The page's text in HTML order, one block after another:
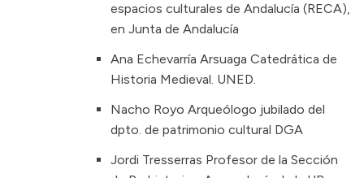
espacios culturales de Andalucía (RECA),
en Junta de Andalucía
Ana Echevarría Arsuaga Catedrática de
Historia Medieval. UNED.
Nacho Royo Arqueólogo jubilado del
dpto. de patrimonio cultural DGA
Jordi Tresserras Profesor de la Sección